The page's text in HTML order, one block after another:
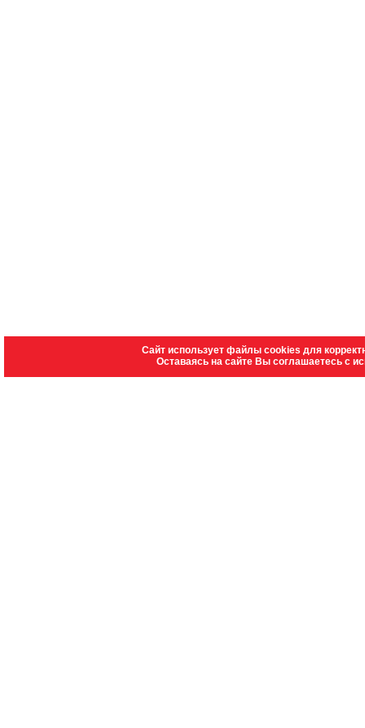
Сайт использует файлы cookies для
Оставаясь на сайте Вы соглашаетесь с